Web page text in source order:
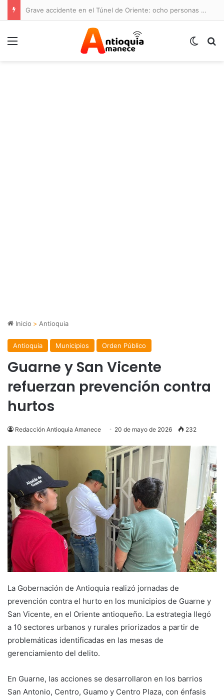
Grave accidente en el Túnel de Oriente: ocho personas lesionadas y cierre de la vía
Menú
Inicio > Antioquia
Antioquia Municipios Orden Público
Guarne y San Vicente
refuerzan prevención contra
hurtos
Redacción Antioquia Amanece 20 de mayo de 2026 232
La Gobernación de Antioquia realizó jornadas de
prevención contra el hurto en los municipios de Guarne y
San Vicente, en el Oriente antioqueño. La estrategia llegó
a 10 sectores urbanos y rurales priorizados a partir de
problemáticas identificadas en las mesas de
gerenciamiento del delito.
En Guarne, las acciones se desarrollaron en los barrios
San Antonio, Centro, Guamo y Centro Plaza, con énfasis